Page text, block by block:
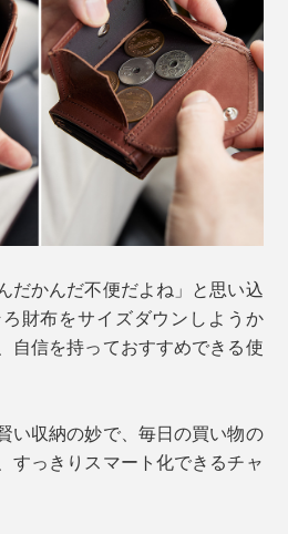
だかんだ不便だよね」と思い込
財布をサイズダウンしようか
自信を持っておすすめできる使
い収納の妙で、毎日の買い物の
すっきりスマート化できるチャ